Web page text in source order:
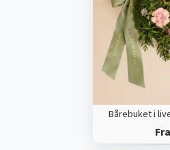
Bårebuket i